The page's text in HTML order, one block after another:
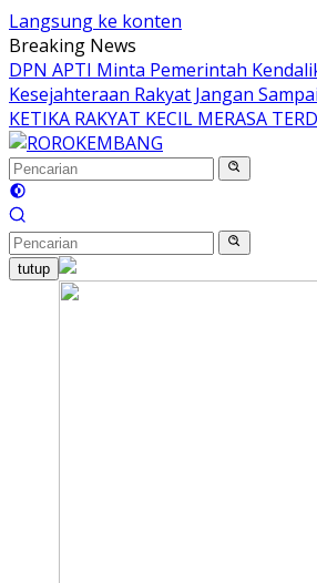
Langsung ke konten
Breaking News
DPN APTI Minta Pemerintah
Kesejahteraan Rakyat Jangan
KETIKA RAKYAT KECIL MERASA
tutup